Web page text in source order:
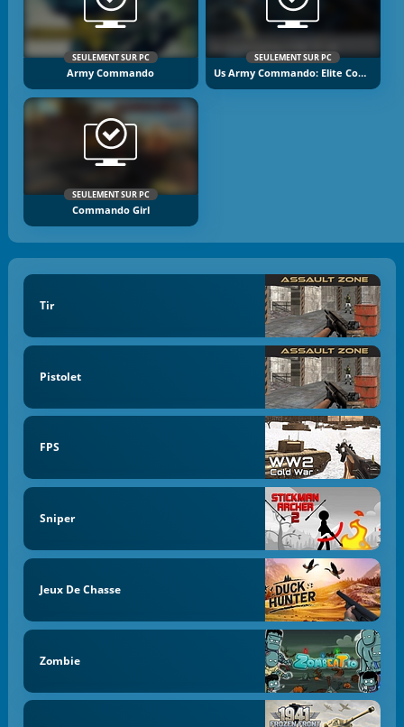
SEULEMENT SUR PC
Army Commando
SEULEMENT SUR PC
Us Army Commando: Elite Commando War
SEULEMENT SUR PC
Commando Girl
Tir
Pistolet
FPS
Sniper
Jeux De Chasse
Zombie